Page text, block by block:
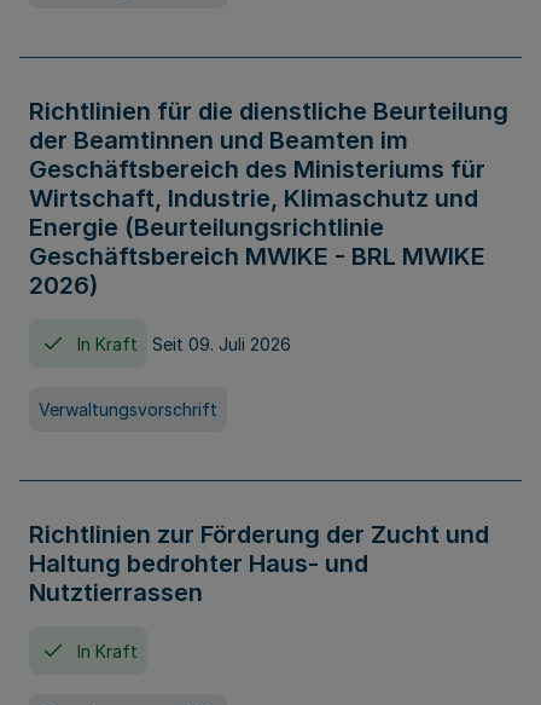
Richtlinien für die dienstliche Beurteilung
der Beamtinnen und Beamten im
Geschäftsbereich des Ministeriums für
Wirtschaft, Industrie, Klimaschutz und
Energie (Beurteilungsrichtlinie
Geschäftsbereich MWIKE - BRL MWIKE
2026)
In Kraft Seit 09. Juli 2026
Verwaltungsvorschrift
Richtlinien zur Förderung der Zucht und
Haltung bedrohter Haus- und
Nutztierrassen
In Kraft